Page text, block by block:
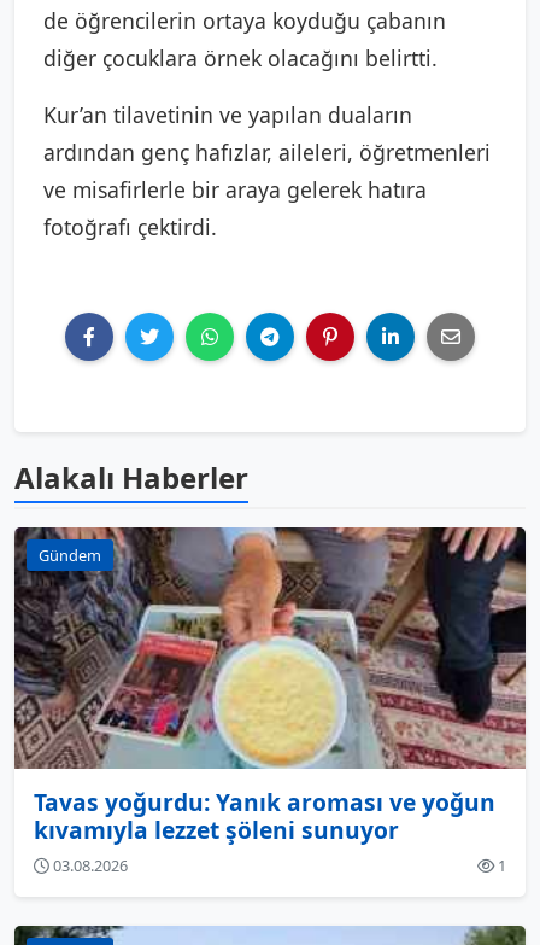
de öğrencilerin ortaya koyduğu çabanın
diğer çocuklara örnek olacağını belirtti.
Kur’an tilavetinin ve yapılan duaların
ardından genç hafızlar, aileleri, öğretmenleri
ve misafirlerle bir araya gelerek hatıra
fotoğrafı çektirdi.
Alakalı Haberler
Gündem
Tavas yoğurdu: Yanık aroması ve yoğun
kıvamıyla lezzet şöleni sunuyor
03.08.2026 1